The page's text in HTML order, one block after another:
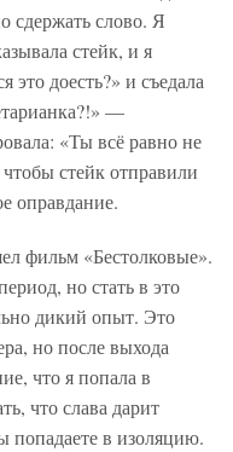
сдержать слово. Я
стейк, и я
доесть?» и съедала
—
«Ты всё равно не
стейк отправили
оправдание.
фильм «Бестолковые».
но стать в это
дикий опыт. Это
но после выхода
что я попала в
что слава дарит
попадаете в изоляцию.